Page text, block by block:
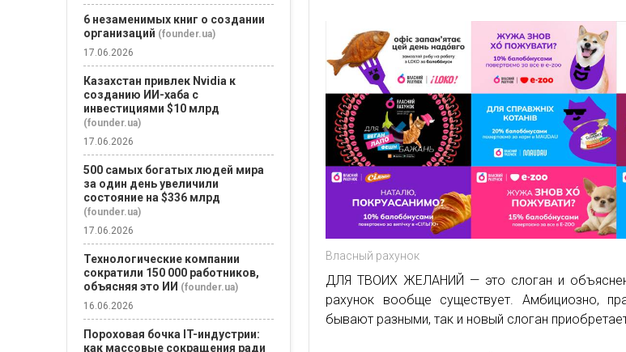
Власный рахунок
ДЛЯ ТВОИХ ЖЕЛАНИЙ — это слоган и
рахунок вообще существует. Амбициозно,
бывают разными, так и новый слоган
6 незаменимых книг о создании
организаций (founder.ua)
17.06.2026
Казахстан привлек Nvidia к
созданию ИИ-хаба с
инвестициями $10 млрд
(founder.ua)
17.06.2026
500 самых богатых людей мира
за один день увеличили
состояние на $336 млрд
(founder.ua)
17.06.2026
Технологические компании
сократили 150 000 работников,
объясняя это ИИ (founder.ua)
16.06.2026
Пороховая бочка IT-индустрии:
как массовые сокращения ради